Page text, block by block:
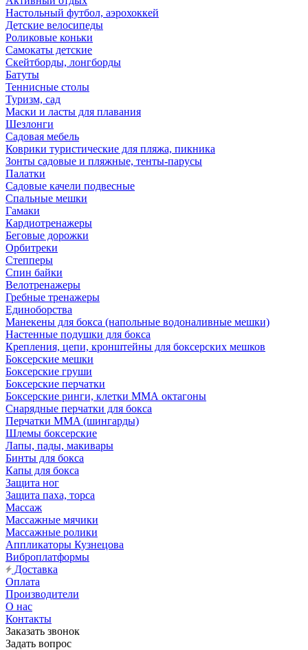
Настольный футбол, аэрохоккей
Детские велосипеды
Роликовые коньки
Самокаты детские
Скейтборды, лонгборды
Батуты
Теннисные столы
Туризм, сад
Маски и ласты для плавания
Шезлонги
Садовая мебель
Коврики туристические для пляжа, пикника
Зонты садовые и пляжные, тенты-парусы
Палатки
Садовые качели подвесные
Спальные мешки
Гамаки
Кардиотренажеры
Беговые дорожки
Орбитреки
Степперы
Спин байки
Велотренажеры
Гребные тренажеры
Единоборства
Манекены для бокса (напольные водоналивные мешки)
Настенные подушки для бокса
Крепления, цепи, кронштейны для боксерских мешков
Боксерские мешки
Боксерские груши
Боксерские перчатки
Боксерские ринги, клетки ММА октагоны
Снарядные перчатки для бокса
Перчатки MMA (шингарды)
Шлемы боксерские
Лапы, пады, макивары
Бинты для бокса
Капы для бокса
Защита ног
Защита паха, торса
Массаж
Массажные мячики
Массажные ролики
Аппликаторы Кузнецова
Виброплатформы
Доставка
Оплата
Производители
О нас
Контакты
Заказать звонок
Задать вопрос